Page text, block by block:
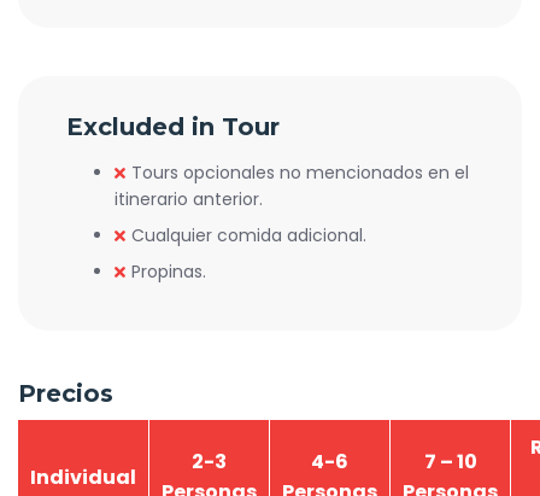
Excluded in Tour
Tours opcionales no mencionados en el
itinerario anterior.
Cualquier comida adicional.
Propinas.
Precios
Individual
2-3
4-6
7 – 10